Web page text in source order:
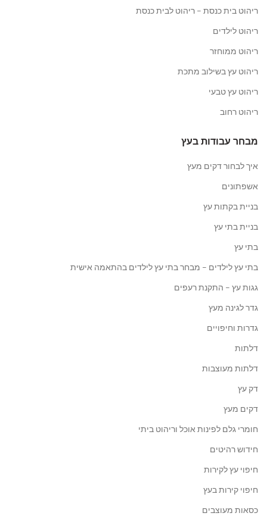
ריהוט בית כנסת – ריהוט לבית כנסת
ריהוט לילדים
ריהוט ממוחזר
ריהוט עץ בשילוב מתכת
ריהוט עץ טבעי
ריהוט רחוב
מבחר עבודות בעץ
איך לבחור דקים מעץ
אשפתונים
בניית בקתות עץ
בניית בתי עץ
בתי עץ
בתי עץ לילדים – מבחר בתי עץ לילדים בהתאמה אישית
גגות עץ – התקנת רעפים
גדר לגינה מעץ
גדרות וחיפויים
דלתות
דלתות מעוצבות
דק עץ
דקים מעץ
חומרי גלם לפינות אוכל וריהוט ביתי
חידוש רהיטים
חיפוי עץ לקירות
חיפוי קירות בעץ
כסאות מעוצבים